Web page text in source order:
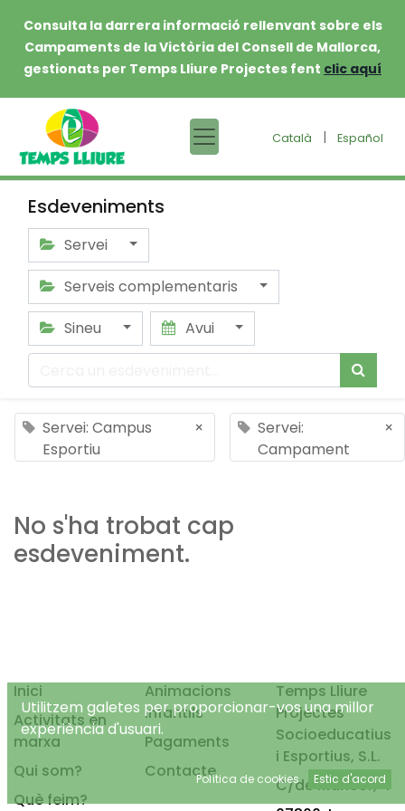
Consulta la darrera informació rellenvant sobre els
Campaments de la Victòria del Consell de Mallorca,
gestionats per Temps Lliure Projectes fent clic aquí
Català | Español
Esdeveniments
Servei
Serveis complementaris
Sineu
Avui
Servei: Campus
Esportiu
×
Servei:
Campament
×
No s'ha trobat cap
esdeveniment.
Inici
Activitats en
marxa
Qui som?
Què feim?
Animacions
infantils
Pagaments
Contacte
Temps Lliure
Projectes
Socioeducatius
i Esportius, S.L.
C/de Mancor, 4
Utilitzem galetes per proporcionar-vos una millor
experiència d'usuari.
Política de cookies Estic d'acord